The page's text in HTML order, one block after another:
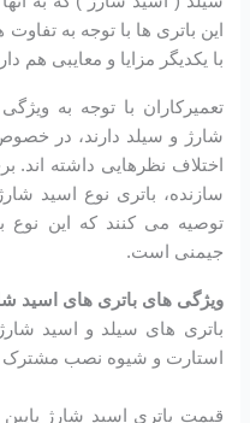
این باتری ها با توجه به
با یکدیگر مزایا و معایبی هم
تعمیرکاران با توجه به
شارژ و سیلد دارند، در خصوص
اختلاف نظرهایی داشته اند.
سازنده، باتری نوع اسید
توصیه می کنند که این نوع
جیمنی است.
ویژگی های باتری های اسید
باتری های سیلد و اسید
استارت و شیوه نصب مشترک
قیمت باتری اسید شارژ